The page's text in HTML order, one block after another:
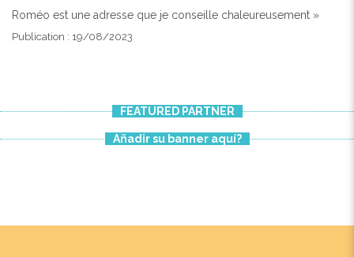
Roméo est une adresse que je conseille chaleureusement »
Publication : 19/08/2023
FEATURED PARTNER
Añadir su banner aquí?